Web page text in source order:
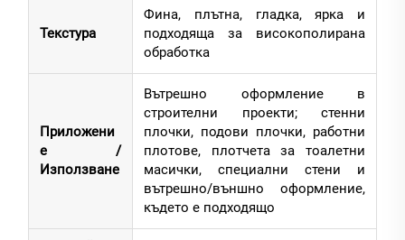
Текстура
Фина, плътна, гладка, ярка и
подходяща за високополирана
обработка
Приложени
е /
Използване
Вътрешно оформление в
строителни проекти; стенни
плочки, подови плочки, работни
плотове, плотчета за тоалетни
масички, специални стени и
вътрешно/външно оформление,
където е подходящо